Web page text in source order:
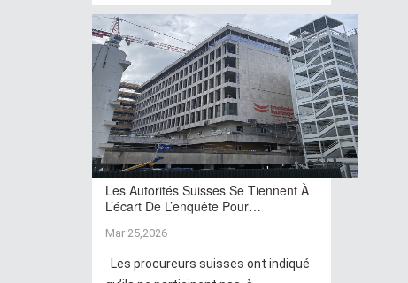
Les Autorités Suisses Se Tiennent À
L’écart De L’enquête Pour…
Mar 25,2026
Les procureurs suisses ont indiqué